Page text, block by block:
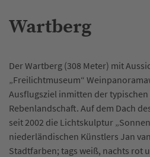
Wartberg
Der Wartberg (308 Meter) mit
„Freilichtmuseum“
Ausflugsziel inmitten der
Rebenlandschaft. Auf dem Dach
seit 2002 die Lichtskulptur
niederländischen Künstlers Jan
Stadtfarben; tags weiß, nachts rot